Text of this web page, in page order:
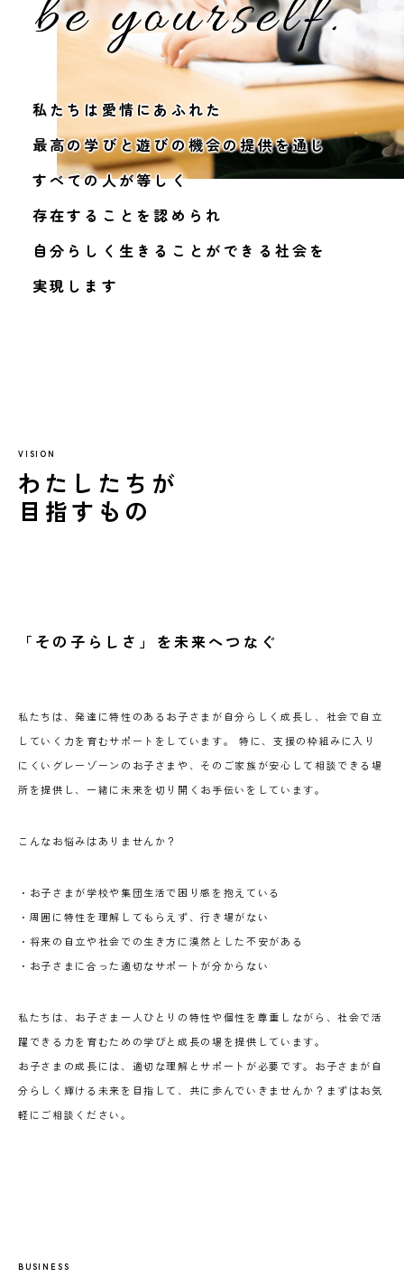
私たちは愛情にあふれた
最高の学びと遊びの機会の提供を通じ
すべての人が等しく
存在することを認められ
自分らしく生きることができる社会を
実現します
VISION
わたしたちが
目指すもの
「その子らしさ」を未来へつなぐ
私たちは、発達に特性のあるお子さまが自分らしく成長し、社会で自立
していく力を育むサポートをしています。 特に、支援の枠組みに入り
にくいグレーゾーンのお子さまや、そのご家族が安心して相談できる場
所を提供し、一緒に未来を切り開くお手伝いをしています。
こんなお悩みはありませんか？
・お子さまが学校や集団生活で困り感を抱えている
・周囲に特性を理解してもらえず、行き場がない
・将来の自立や社会での生き方に漠然とした不安がある
・お子さまに合った適切なサポートが分からない
私たちは、お子さま一人ひとりの特性や個性を尊重しながら、社会で活
躍できる力を育むための学びと成長の場を提供しています。
お子さまの成長には、適切な理解とサポートが必要です。お子さまが自
分らしく輝ける未来を目指して、共に歩んでいきませんか？まずはお気
軽にご相談ください。
BUSINESS